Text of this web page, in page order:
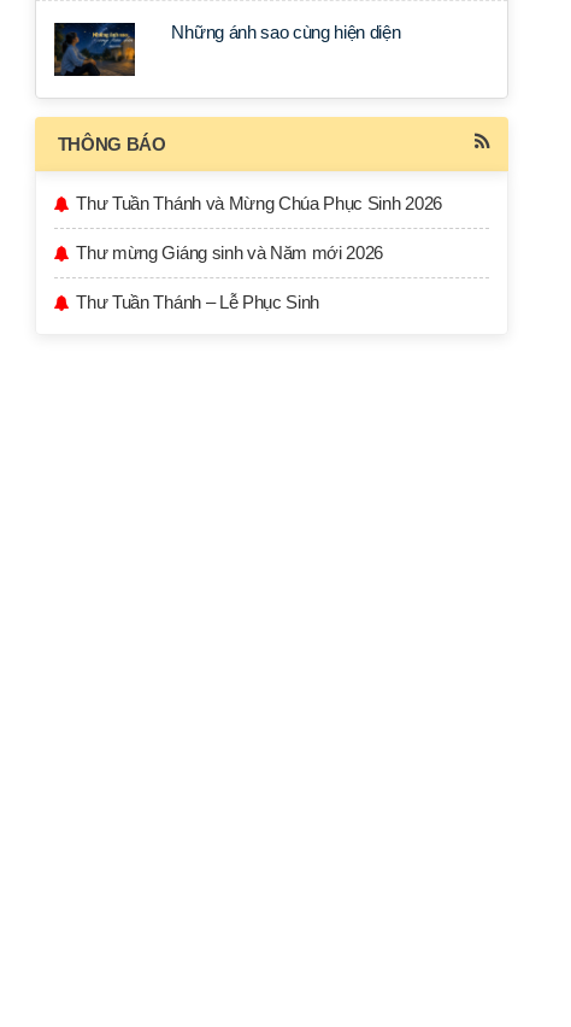
Những ánh sao cùng hiện diện
THÔNG BÁO
Thư Tuần Thánh và Mừng Chúa Phục Sinh 2026
Thư mừng Giáng sinh và Năm mới 2026
Thư Tuần Thánh – Lễ Phục Sinh